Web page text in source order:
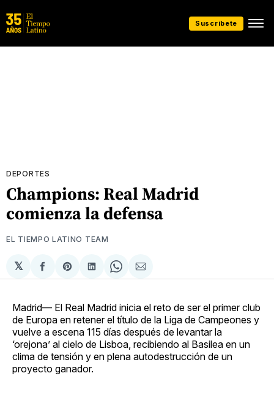
Suscríbete
DEPORTES
Champions: Real Madrid
comienza la defensa
EL TIEMPO LATINO TEAM
𝕏
Compartir
en
Share
on
Compartir
en
Share
on
Compartir
via
Madrid— El Real Madrid inicia el reto de ser el primer club
de Europa en retener el título de la Liga de Campeones y
vuelve a escena 115 días después de levantar la
‘orejona’ al cielo de Lisboa, recibiendo al Basilea en un
clima de tensión y en plena autodestrucción de un
proyecto ganador.